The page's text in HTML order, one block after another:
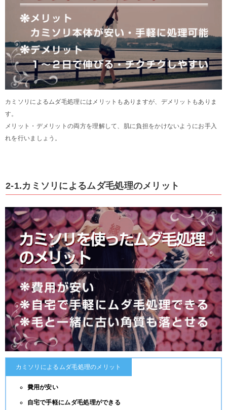
カミソリによるムダ毛処理にはメリットもありますが、デメリットもありま
す。
メリット・デメリットの両方を理解して、肌に負担をかけないようにお手入
れを行いましょう。
2-1.カミソリによるムダ毛処理のメリット
カミソリによるムダ毛処理のメリット
費用が安い
自宅で手軽にムダ毛処理ができる